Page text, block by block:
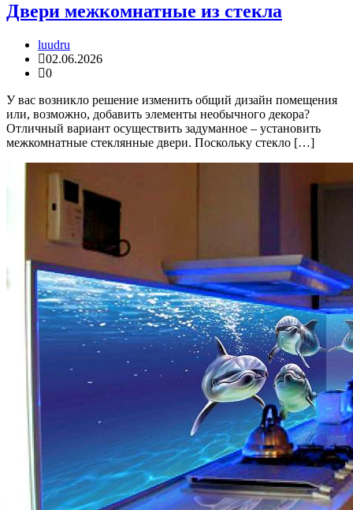
Двери межкомнатные из стекла
luudru
02.06.2026
0
У вас возникло решение изменить общий дизайн помещения
или, возможно, добавить элементы необычного декора?
Отличный вариант осуществить задуманное – установить
межкомнатные стеклянные двери. Поскольку стекло […]